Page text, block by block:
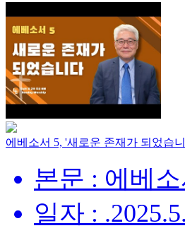
에베소서 5, '새로운 존재가 되었습
본문 : 에베
일자 :